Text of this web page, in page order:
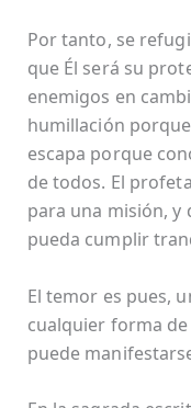
Por tanto, se
que Él será su
enemigos en
humillación
escapa porque
de todos. El
para una misión,
pueda cumplir
El temor es pues,
cualquier forma
puede